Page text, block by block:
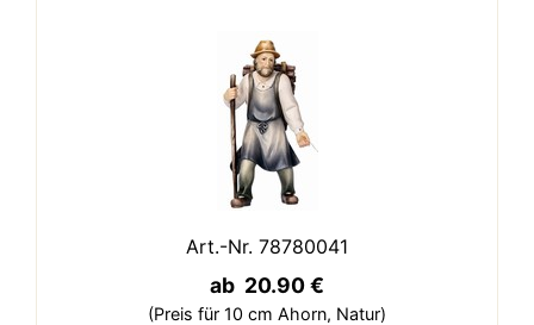
Art.-Nr. 78780041
ab 20.90 €
(Preis für 10 cm Ahorn, Natur)